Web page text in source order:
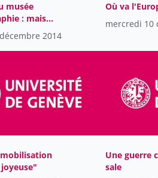
musée
: mais
t-on
?
2014
Où va
mercredi 10
mobilisation
Une guerre
sale